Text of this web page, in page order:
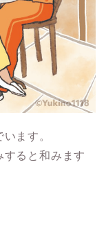
ます。
ると和みます